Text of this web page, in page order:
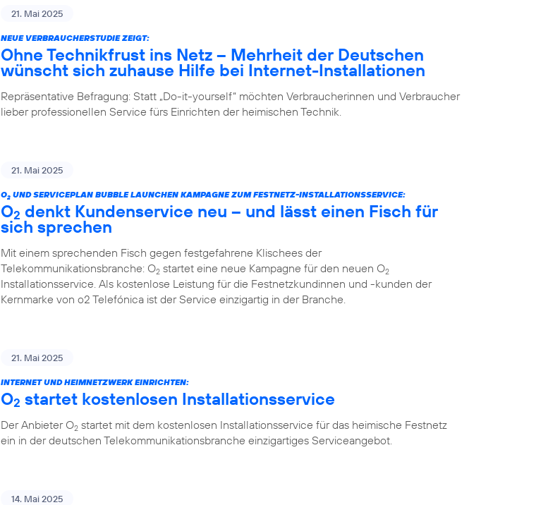
21. Mai 2025
NEUE VERBRAUCHERSTUDIE ZEIGT:
Ohne Technikfrust ins Netz – Mehrheit der Deutschen
wünscht sich zuhause Hilfe bei Internet-Installationen
Repräsentative Befragung: Statt „Do-it-yourself“ möchten Verbraucherinnen und Verbraucher
lieber professionellen Service fürs Einrichten der heimischen Technik.
21. Mai 2025
O2 UND SERVICEPLAN BUBBLE LAUNCHEN KAMPAGNE ZUM FESTNETZ-INSTALLATIONSSERVICE:
O2 denkt Kundenservice neu – und lässt einen Fisch für
sich sprechen
Mit einem sprechenden Fisch gegen festgefahrene Klischees der
Telekommunikationsbranche: O2 startet eine neue Kampagne für den neuen O2
Installationsservice. Als kostenlose Leistung für die Festnetzkundinnen und -kunden der
Kernmarke von o2 Telefónica ist der Service einzigartig in der Branche.
21. Mai 2025
INTERNET UND HEIMNETZWERK EINRICHTEN:
O2 startet kostenlosen Installationsservice
Der Anbieter O2 startet mit dem kostenlosen Installationsservice für das heimische Festnetz
ein in der deutschen Telekommunikationsbranche einzigartiges Serviceangebot.
14. Mai 2025